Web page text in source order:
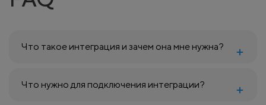
Что такое интеграция и зачем она мне нужна?
Что нужно для подключения интеграции?